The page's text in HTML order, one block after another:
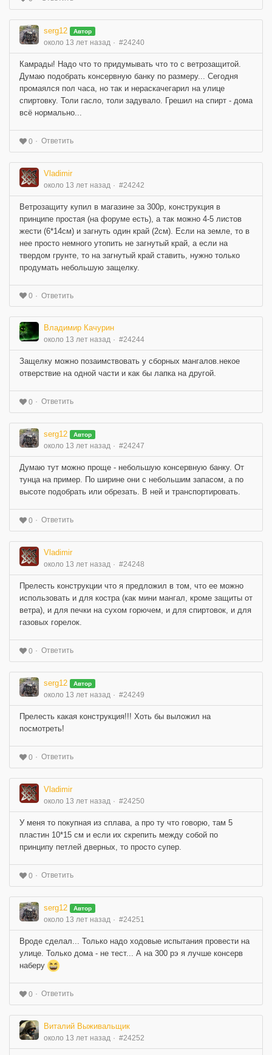
serg12 Автор
около 13 лет назад #24240
Камрады! Надо что то придумывать что то с ветрозащитой.
Думаю подобрать консервную банку по размеру... Сегодня
промаялся пол часа, но так и нераскачегарил на улице
спиртовку. Толи гасло, толи задувало. Грешил на спирт - дома
всё нормально...
0 Ответить
Vladimir
около 13 лет назад #24242
Ветрозащиту купил в магазине за 300р, конструкция в
принципе простая (на форуме есть), а так можно 4-5 листов
жести (6*14см) и загнуть один край (2см). Если на земле, то в
нее просто немного утопить не загнутый край, а если на
твердом грунте, то на загнутый край ставить, нужно только
продумать небольшую защелку.
0 Ответить
Владимир Качурин
около 13 лет назад #24244
Защелку можно позаимствовать у сборных мангалов.некое
отверствие на одной части и как бы лапка на другой.
0 Ответить
serg12 Автор
около 13 лет назад #24247
Думаю тут можно проще - небольшую консервную банку. От
тунца на пример. По ширине они с небольшим запасом, а по
высоте подобрать или обрезать. В ней и транспортировать.
0 Ответить
Vladimir
около 13 лет назад #24248
Прелесть конструкции что я предложил в том, что ее можно
использовать и для костра (как мини мангал, кроме защиты от
ветра), и для печки на сухом горючем, и для спиртовок, и для
газовых горелок.
0 Ответить
serg12 Автор
около 13 лет назад #24249
Прелесть какая конструкция!!! Хоть бы выложил на
посмотреть!
0 Ответить
Vladimir
около 13 лет назад #24250
У меня то покупная из сплава, а про ту что говорю, там 5
пластин 10*15 см и если их скрепить между собой по
принципу петлей дверных, то просто супер.
0 Ответить
serg12 Автор
около 13 лет назад #24251
Вроде сделал... Только надо ходовые испытания провести на
улице. Только дома - не тест... А на 300 рэ я лучше консерв
наберу
0 Ответить
Виталий Выживальщик
около 13 лет назад #24252